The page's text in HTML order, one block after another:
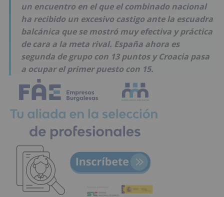
un encuentro en el que el combinado nacional
ha recibido un excesivo castigo ante la escuadra
balcánica que se mostró muy efectiva y práctica
de cara a la meta rival. España ahora es
segunda de grupo con 13 puntos y Croacia pasa
a ocupar el primer puesto con 15.